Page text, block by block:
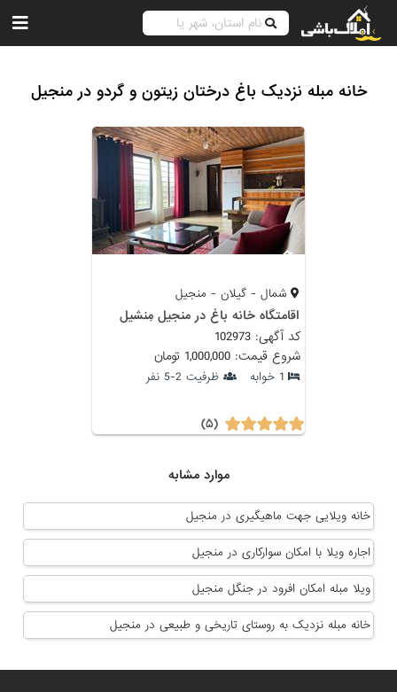
خانه مبله نزدیک باغ درختان زیتون و گردو در منجیل
شمال - گیلان - منجیل
اقامتگاه خانه باغ در منجیل مِنشیل
کد آگهی: 102973
شروع قیمت: 1,000,000 تومان
1 خوابه ظرفیت 2-5 نفر
(۵)
موارد مشابه
خانه ویلایی جهت ماهیگیری در منجیل
اجاره ویلا با امکان سوارکاری در منجیل
ویلا مبله امکان افرود در جنگل منجیل
خانه مبله نزدیک به روستای تاریخی و طبیعی در منجیل